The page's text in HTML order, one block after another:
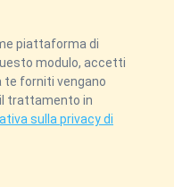
piattaforma di
modulo, accetti
te forniti vengano
trattamento in
sulla privacy di